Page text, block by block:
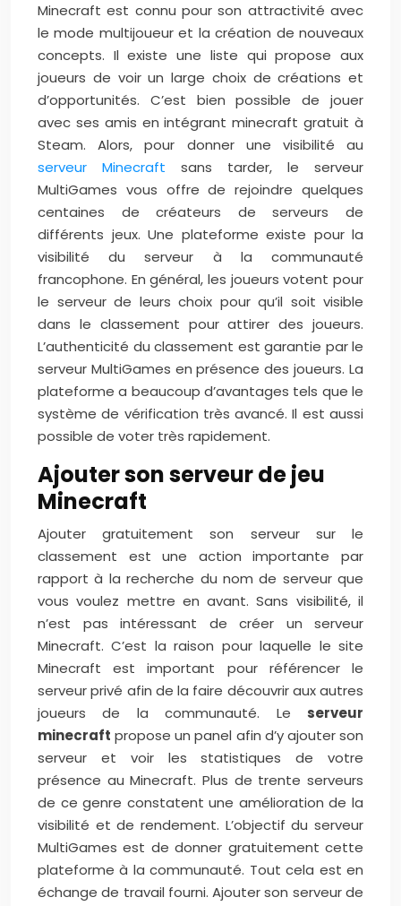
Minecraft est connu pour son attractivité avec
le mode multijoueur et la création de nouveaux
concepts. Il existe une liste qui propose aux
joueurs de voir un large choix de créations et
d’opportunités. C’est bien possible de jouer
avec ses amis en intégrant minecraft gratuit à
Steam. Alors, pour donner une visibilité au
serveur Minecraft sans tarder, le serveur
MultiGames vous offre de rejoindre quelques
centaines de créateurs de serveurs de
différents jeux. Une plateforme existe pour la
visibilité du serveur à la communauté
francophone. En général, les joueurs votent pour
le serveur de leurs choix pour qu’il soit visible
dans le classement pour attirer des joueurs.
L’authenticité du classement est garantie par le
serveur MultiGames en présence des joueurs. La
plateforme a beaucoup d’avantages tels que le
système de vérification très avancé. Il est aussi
possible de voter très rapidement.
Ajouter son serveur de jeu
Minecraft
Ajouter gratuitement son serveur sur le
classement est une action importante par
rapport à la recherche du nom de serveur que
vous voulez mettre en avant. Sans visibilité, il
n’est pas intéressant de créer un serveur
Minecraft. C’est la raison pour laquelle le site
Minecraft est important pour référencer le
serveur privé afin de la faire découvrir aux autres
joueurs de la communauté. Le serveur
minecraft propose un panel afin d’y ajouter son
serveur et voir les statistiques de votre
présence au Minecraft. Plus de trente serveurs
de ce genre constatent une amélioration de la
visibilité et de rendement. L’objectif du serveur
MultiGames est de donner gratuitement cette
plateforme à la communauté. Tout cela est en
échange de travail fourni. Ajouter son serveur de